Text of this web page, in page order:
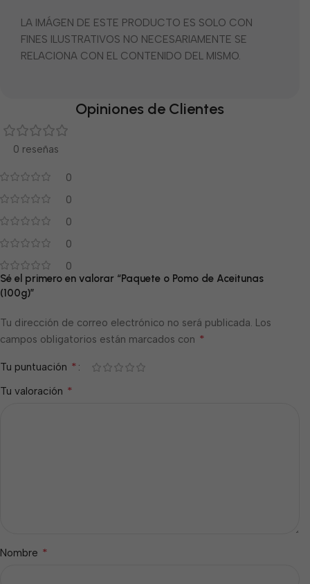
LA IMÁGEN DE ESTE PRODUCTO ES SOLO CON
FINES ILUSTRATIVOS NO NECESARIAMENTE SE
RELACIONA CON EL CONTENIDO DEL MISMO.
Opiniones de Clientes
0 reseñas
0
0
0
0
0
Sé el primero en valorar “Paquete o Pomo de Aceitunas
(100g)”
Tu dirección de correo electrónico no será publicada. Los
campos obligatorios están marcados con *
Tu puntuación *
Tu valoración *
Nombre *